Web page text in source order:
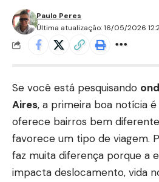
Última atualização: 16/05/2026
Paulo Peres
Se você está pesquisando
Aires, a primeira boa notícia
oferece bairros bem
favorece um tipo de viagem.
faz muita diferença porque a
impacta deslocamento, vida